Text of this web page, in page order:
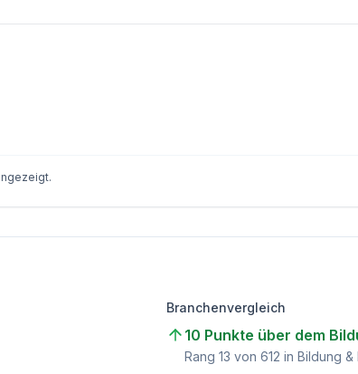
Branchenvergleich
10 Punkte über dem
Rang 13 von 612 in Bildung &